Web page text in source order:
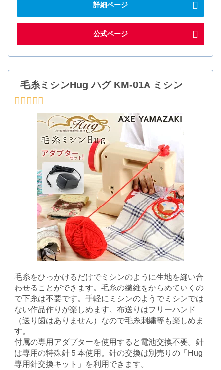
詳細ページ
公式ページ
毛糸ミシンHug ハグ KM-01A ミシン
毛糸をひっかけるだけでミシンのように生地を縫い合
わせることができます。毛糸の繊維をからめていくの
で下糸は不要です。手軽にミシンのようでミシンでは
ない作品作りが楽しめます。布送りはフリーハンド
（送り歯はありません）なので毛糸刺繍等も楽しめま
す。
付属の専用アダプターを使用すると電池交換不要。針
は専用の特殊針５本使用。針の交換は別売りの「Hug
専用針交換キット」を利用できます。